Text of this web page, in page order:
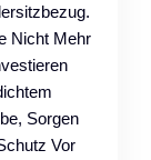
Nicht Mehr
Sorgen
Vor